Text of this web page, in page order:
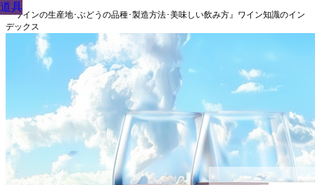
『ワインの生産地･ぶどうの品種･製造方法･美味しい飲み方』ワイン知識のイン
デックス
道具
道具
道具
道具
道具
道具
道具
道具
道具